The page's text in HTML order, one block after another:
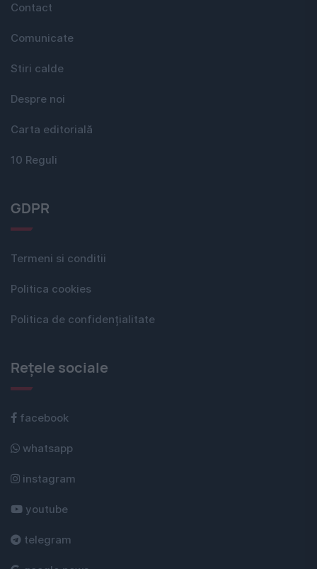
Contact
Comunicate
Stiri calde
Despre noi
Carta editorială
10 Reguli
GDPR
Termeni si conditii
Politica cookies
Politica de confidențialitate
Rețele sociale
facebook
whatsapp
instagram
youtube
telegram